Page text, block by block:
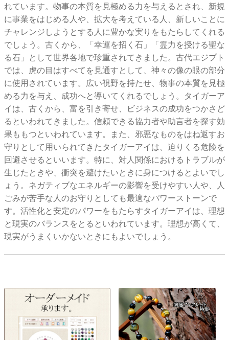
れています。物事の本質を見極める力を与えるとされ、新規
に事業をはじめる人や、拡大を考えている人、新しいことに
チャレンジしようとする人に豊かな実りをもたらしてくれる
でしょう。古くから、「幸運を招く石」「霊力を授ける聖な
る石」として世界各地で珍重されてきました。古代エジプト
では、虎の目はすべてを見通すとして、神々の像の眼の部分
に使用されています。広い視野を持たせ、物事の本質を見極
める力を与え、成功へと導いてくれるでしょう。タイガーア
イは、古くから、富を引き寄せ、ビジネスの成功をつかさど
るといわれてきました。信頼できる協力者や助言者を探す効
果ももつといわれています。また、邪悪なものをはね返すお
守りとして用いられてきたタイガーアイは、迫りくる危険を
回避させるといいます。特に、対人関係におけるトラブルが
生じたときや、衝突を避けたいときに身につけるとよいでし
ょう。ネガティブなエネルギーの影響を受けやすい人や、人
ごみが苦手な人のお守りとしても最適なパワーストーンで
す。活性化と安定のパワーをもたらすタイガーアイは、理想
と現実のバランスをとるといわれています。理想が高くて、
現実がうまくいかないときにもよいでしょう。